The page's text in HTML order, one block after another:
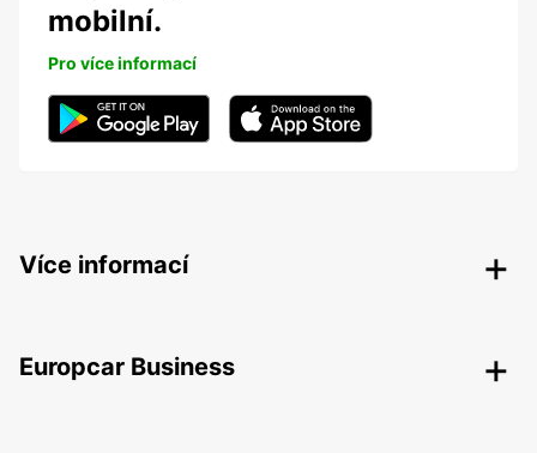
mobilní.
Pro více informací
Více informací
Europcar Business